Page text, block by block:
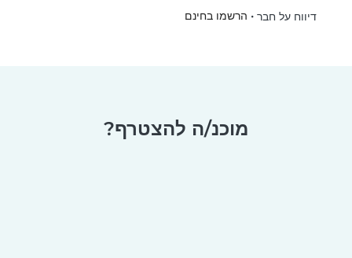
דיווח על חבר • הרשמו בחינם
מוכנ/ה להצטרף?